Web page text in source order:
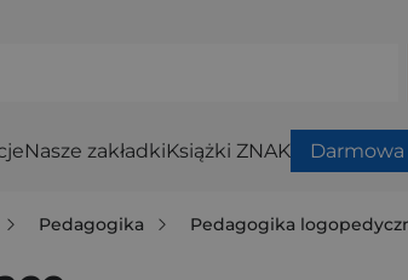
Nasze zakładkiKsiążki ZNAK Darmowa
Pedagogika Pedagogika